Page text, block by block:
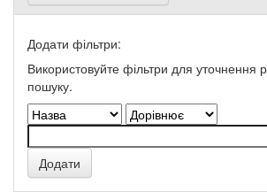
Додати фільтри:
Використовуйте фільтри для уточнення
пошуку.